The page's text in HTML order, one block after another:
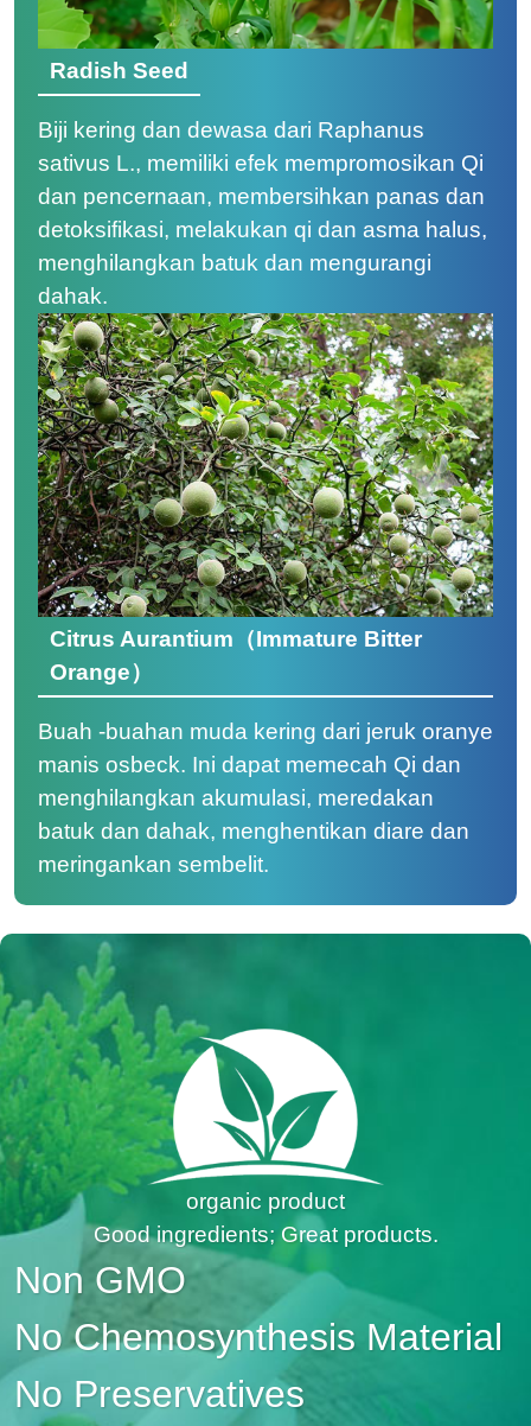
Radish Seed
Biji kering dan dewasa dari Raphanus
sativus L., memiliki efek mempromosikan Qi
dan pencernaan, membersihkan panas dan
detoksifikasi, melakukan qi dan asma halus,
menghilangkan batuk dan mengurangi
dahak.
Citrus Aurantium（Immature Bitter
Orange）
Buah -buahan muda kering dari jeruk oranye
manis osbeck. Ini dapat memecah Qi dan
menghilangkan akumulasi, meredakan
batuk dan dahak, menghentikan diare dan
meringankan sembelit.
organic product
Good ingredients; Great products.
Non GMO
No Chemosynthesis Material
No Preservatives